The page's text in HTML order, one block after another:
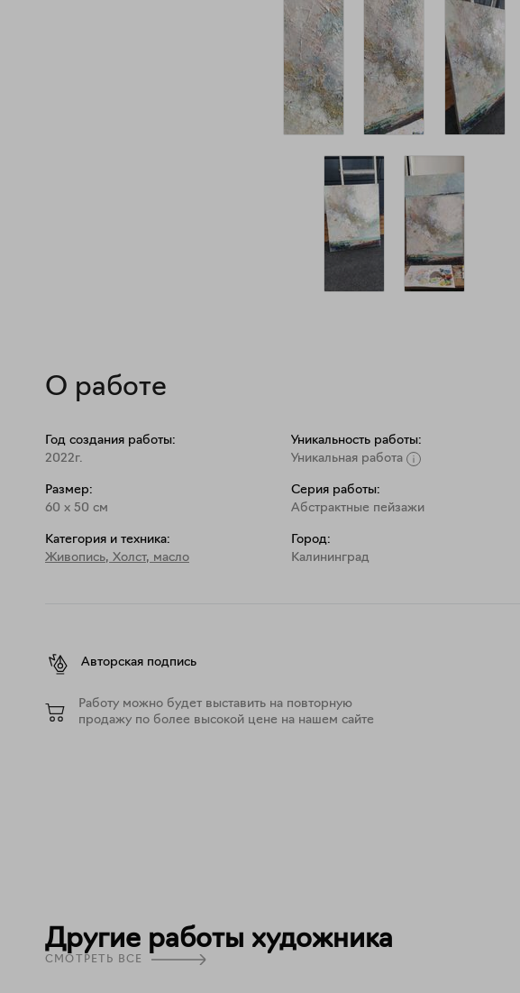
О работе
Год создания работы:
2022г.
Размер:
60 x 50 см
Категория и техника:
Живопись, Холст, масло
Уникальность работы:
Уникальная работа
Серия работы:
Абстрактные пейзажи
Город:
Калининград
Авторская подпись
Работу можно будет выставить на повторную
продажу по более высокой цене на нашем сайте
Другие работы художника
СМОТРЕТЬ ВСЕ